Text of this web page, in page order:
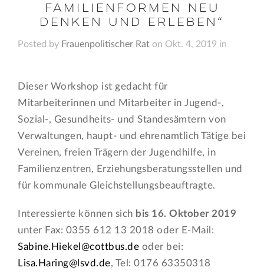
Familienformen neu
denken und erleben“
Posted by Frauenpolitischer Rat on Okt. 4, 2019 in
Dieser Workshop ist gedacht für
Mitarbeiterinnen und Mitarbeiter in Jugend-,
Sozial-, Gesundheits- und Standesämtern von
Verwaltungen, haupt- und ehrenamtlich Tätige bei
Vereinen, freien Trägern der Jugendhilfe, in
Familienzentren, Erziehungsberatungsstellen und
für kommunale Gleichstellungsbeauftragte.
Interessierte können sich bis 16. Oktober 2019
unter Fax: 0355 612 13 2018 oder E-Mail:
Sabine.Hiekel@cottbus.de oder bei:
Lisa.Haring@lsvd.de, Tel: 0176 63350318